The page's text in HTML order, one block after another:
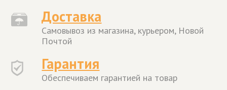
Доставка
Самовывоз из магазина, курьером, Новой
Почтой
Гарантия
Обеспечиваем гарантией на товар